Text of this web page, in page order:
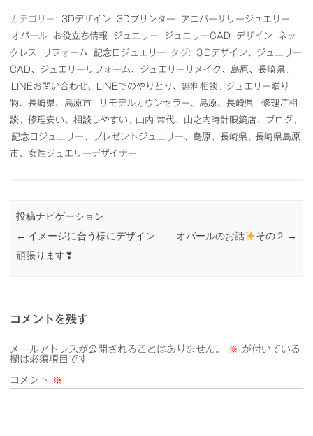
カテゴリー: 3Dデザイン 3Dプリンター
アニバーサリージュエリー
オパール
お役立ち情報 ジュエリー ジュエリーCAD デザイン
ネッ
クレス
リフォーム 記念日ジュエリ― タグ:
３Dデザイン、ジュエリー
CAD、ジュエリーリフォーム、ジュエリーリメイク、島原、長崎県
LINEお問い合わせ、LINEでのやりとり、無料相談
ジュエリー贈り
物、長崎県、島原市
リモデルカウンセラー、島原、長崎県
修理ご相
談、修理安い、相談しやすい
山内 常代、山之内時計眼鏡店、ブログ
記念日ジュエリー、プレゼントジュエリー、島原、長崎県
長崎県島原
市、女性ジュエリーデザイナー
投稿ナビゲーション
← イメージに合う様にデザイン
頑張ります❣
オパールのお話 その２ →
コメントを残す
メールアドレスが公開されることはありません。 ※ が付いている
欄は必須項目です
コメント ※